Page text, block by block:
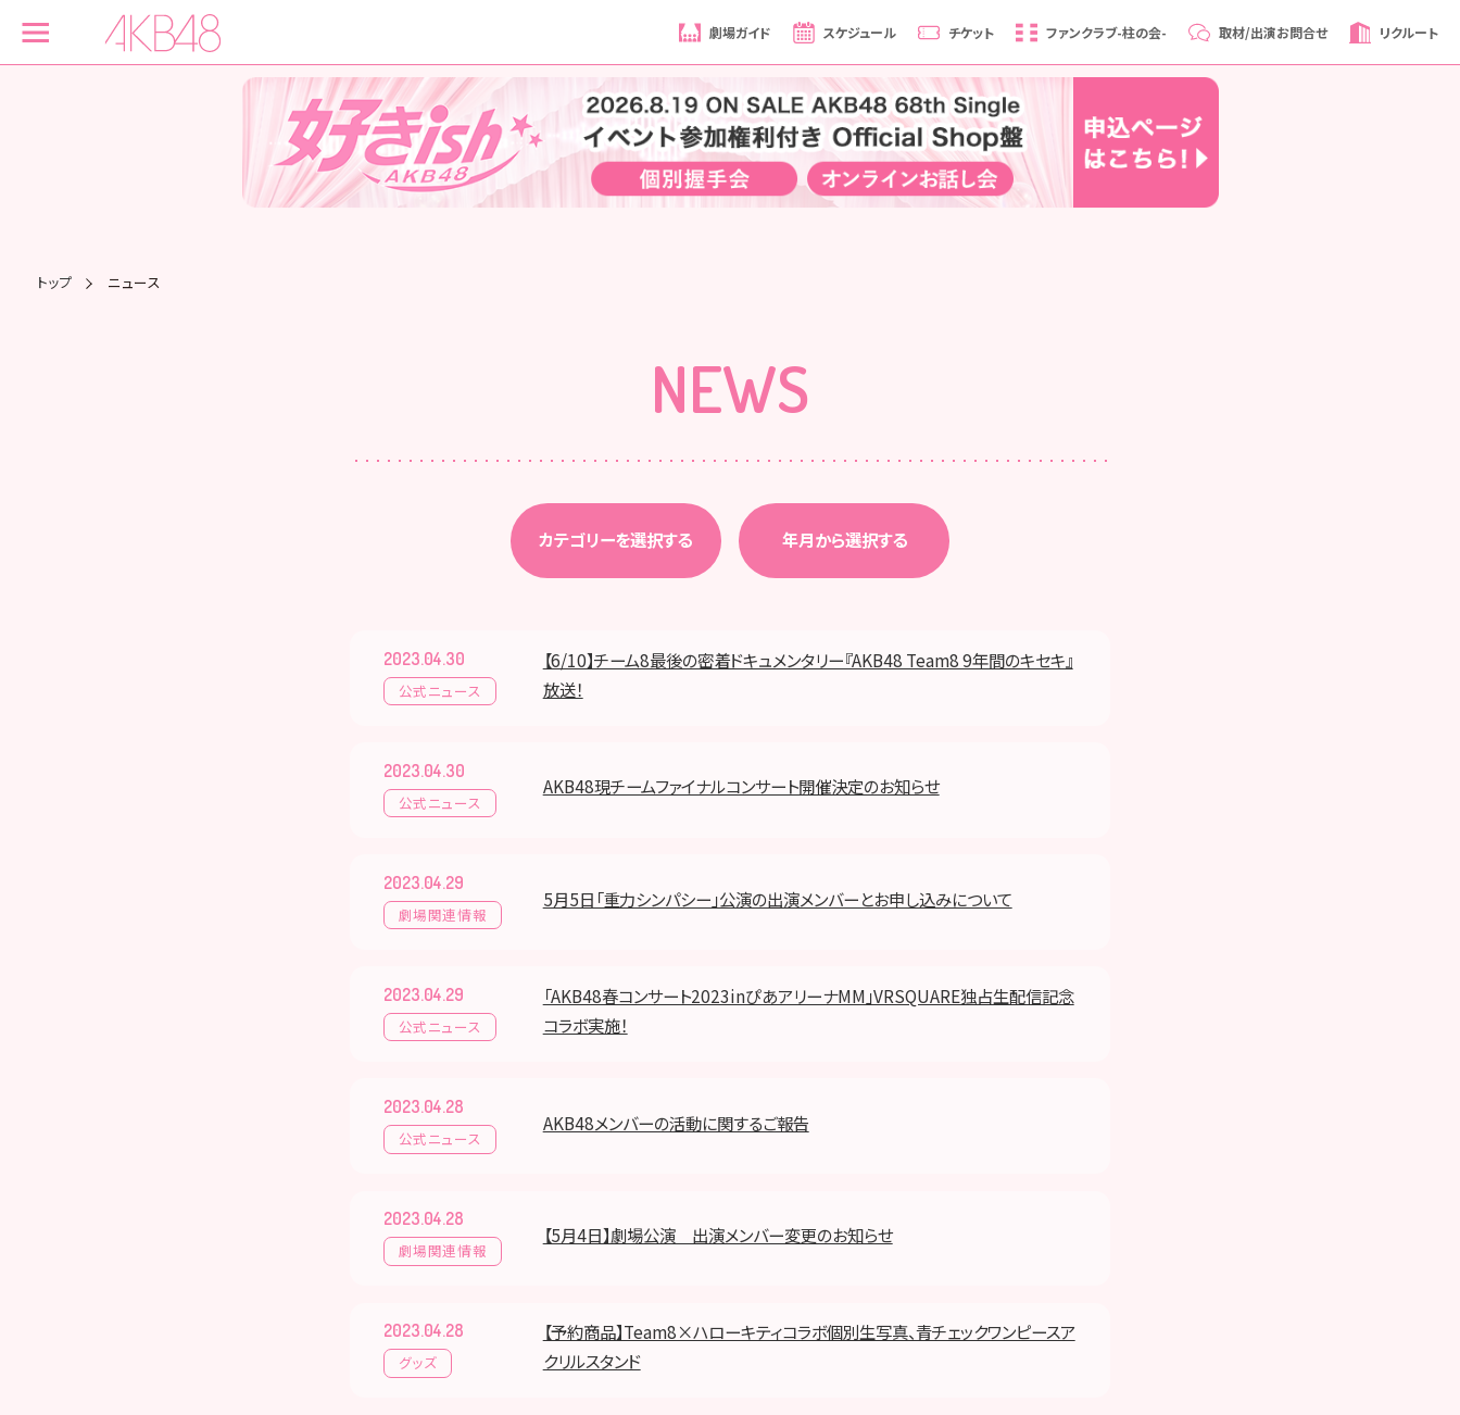
劇場ガイド スケジュール チケット ファンクラブ-柱の会- 取材/出演お問合せ リクルート
トップ ニュース
NEWS
カテゴリーを選択する 年月から選択する
2023.04.30
公式ニュース
【6/10】チーム8最後の密着ドキュメンタリー『AKB48 Team8 9年間のキセキ』
放送！
2023.04.30
公式ニュース
AKB48現チームファイナルコンサート開催決定のお知らせ
2023.04.29
劇場関連情報
5月5日「重力シンパシー」公演の出演メンバーとお申し込みについて
2023.04.29
公式ニュース
「AKB48春コンサート2023inぴあアリーナMM」VRSQUARE独占生配信記念
コラボ実施！
2023.04.28
公式ニュース
AKB48メンバーの活動に関するご報告
2023.04.28
劇場関連情報
【5月4日】劇場公演 出演メンバー変更のお知らせ
2023.04.28
グッズ
【予約商品】Team8×ハローキティコラボ個別生写真、青チェックワンピースア
クリルスタンド